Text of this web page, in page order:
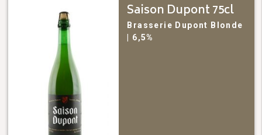
Saison Dupont 75cl
Brasserie Dupont Blonde
| 6,5%